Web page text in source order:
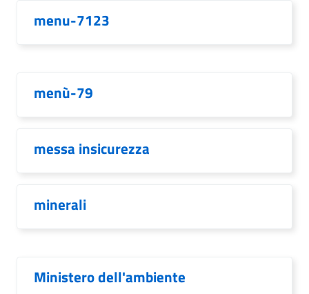
menu-7123
menù-79
messa insicurezza
minerali
Ministero dell'ambiente